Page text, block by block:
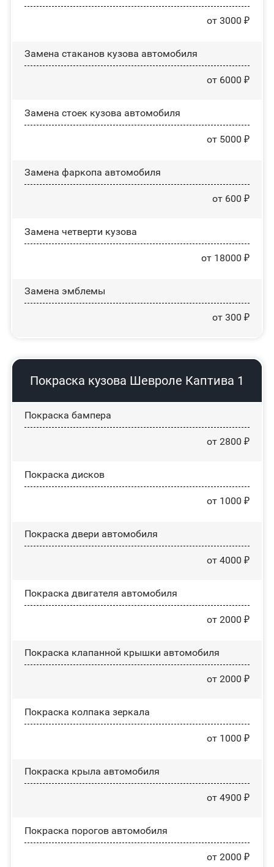
от 3000 ₽
Замена стаканов кузова автомобиля
от 6000 ₽
Замена стоек кузова автомобиля
от 5000 ₽
Замена фаркопа автомобиля
от 600 ₽
Замена четверти кузова
от 18000 ₽
Замена эмблемы
от 300 ₽
Покраска кузова Шевроле Каптива 1
Покраска бампера
от 2800 ₽
Покраска дисков
от 1000 ₽
Покраска двери автомобиля
от 4000 ₽
Покраска двигателя автомобиля
от 2000 ₽
Покраска клапанной крышки автомобиля
от 2000 ₽
Покраска колпака зеркала
от 1000 ₽
Покраска крыла автомобиля
от 4900 ₽
Покраска порогов автомобиля
от 2000 ₽